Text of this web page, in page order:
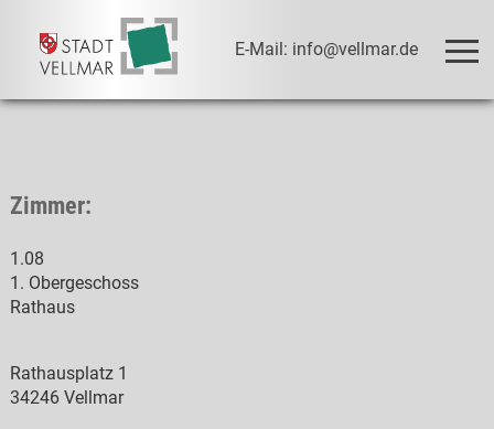
E-Mail: info@vellmar.de
Zimmer:
1.08
1. Obergeschoss
Rathaus
Rathausplatz 1
34246 Vellmar